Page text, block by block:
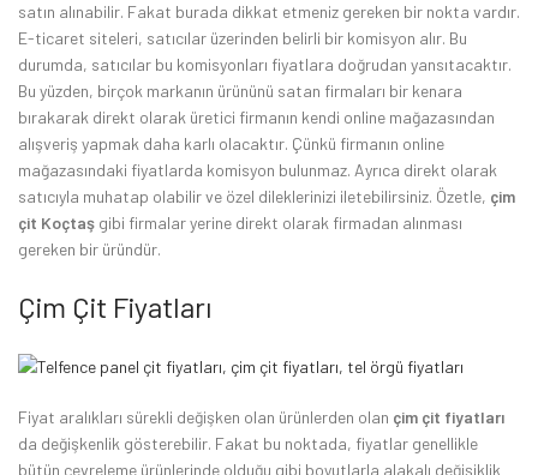
satın alınabilir. Fakat burada dikkat etmeniz gereken bir nokta vardır.
E-ticaret siteleri, satıcılar üzerinden belirli bir komisyon alır. Bu
durumda, satıcılar bu komisyonları fiyatlara doğrudan yansıtacaktır.
Bu yüzden, birçok markanın ürününü satan firmaları bir kenara
bırakarak direkt olarak üretici firmanın kendi online mağazasından
alışveriş yapmak daha karlı olacaktır. Çünkü firmanın online
mağazasındaki fiyatlarda komisyon bulunmaz. Ayrıca direkt olarak
satıcıyla muhatap olabilir ve özel dileklerinizi iletebilirsiniz. Özetle, çim
çit Koçtaş gibi firmalar yerine direkt olarak firmadan alınması
gereken bir üründür.
Çim Çit Fiyatları
Fiyat aralıkları sürekli değişken olan ürünlerden olan çim çit fiyatları
da değişkenlik gösterebilir. Fakat bu noktada, fiyatlar genellikle
bütün çevreleme ürünlerinde olduğu gibi boyutlarla alakalı değişiklik